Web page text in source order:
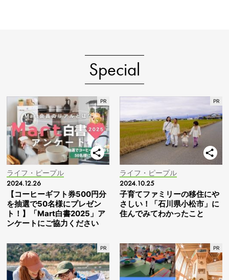
Special
ライフ・ピープル
2024.12.26
【コーヒーギフト券500円分
を抽選で50名様にプレゼン
ト！】「Mart白書2025」ア
ンケートにご協力ください
ライフ・ピープル
2024.10.25
子育てファミリーの移住にや
さしい！「石川県小松市」に
住んでみてわかったこと